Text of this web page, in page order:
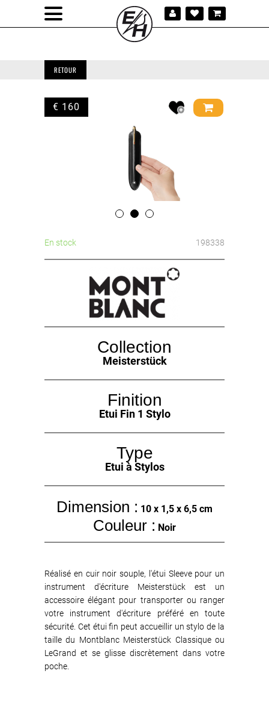
RETOUR
€ 160
En stock 198338
Collection
Meisterstück
Finition
Etui Fin 1 Stylo
Type
Etui à Stylos
Dimension : 10 x 1,5 x 6,5 cm
Couleur : Noir
Réalisé en cuir noir souple, l'étui Sleeve pour un
instrument d'écriture Meisterstück est un
accessoire élégant pour transporter ou ranger
votre instrument d'écriture préféré en toute
sécurité. Cet étui fin peut accueillir un stylo de la
taille du Montblanc Meisterstück Classique ou
LeGrand et se glisse discrètement dans votre
poche.